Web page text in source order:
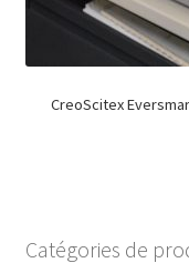
CreoScitex
Catégories de